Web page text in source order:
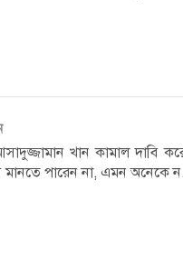
আসাদুজ্জামান খান কামাল দাবি
মানতে পারেন না, এমন অনেকে